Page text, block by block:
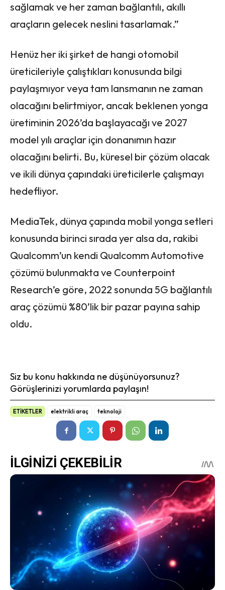
sağlamak ve her zaman bağlantılı, akıllı
araçların gelecek neslini tasarlamak.”
Henüz her iki şirket de hangi otomobil
üreticileriyle çalıştıkları konusunda bilgi
paylaşmıyor veya tam lansmanın ne zaman
olacağını belirtmiyor, ancak beklenen yonga
üretiminin 2026’da başlayacağı ve 2027
model yılı araçlar için donanımın hazır
olacağını belirti. Bu, küresel bir çözüm olacak
ve ikili dünya çapındaki üreticilerle çalışmayı
hedefliyor.
MediaTek, dünya çapında mobil yonga setleri
konusunda birinci sırada yer alsa da, rakibi
Qualcomm’un kendi Qualcomm Automotive
çözümü bulunmakta ve Counterpoint
Research’e göre, 2022 sonunda 5G bağlantılı
araç çözümü %80’lik bir pazar payına sahip
oldu.
Siz bu konu hakkında ne düşünüyorsunuz?
Görüşlerinizi yorumlarda paylaşın!
ETİKETLER elektrikli araç teknoloji